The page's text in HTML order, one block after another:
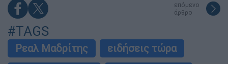
επόμενο
άρθρο
#TAGS
Ρεαλ Μαδρίτης
ειδήσεις τώρα